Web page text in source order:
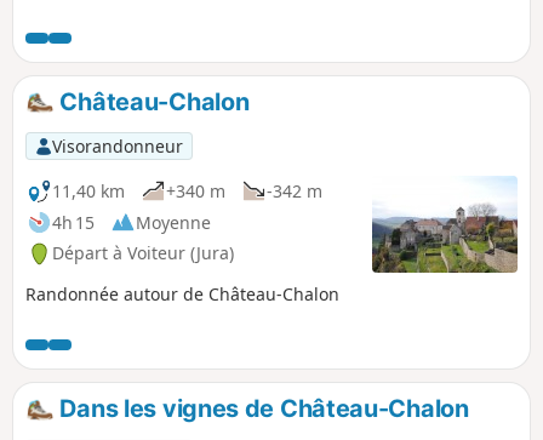
paysages vallonnés, d'étangs et de
forêts, lieux de vie de nombreuses
espèces protégées. Tout au long du
circuit on découvre de belles maisons
bressanes.
Château-Chalon
Visorandonneur
11,40 km
+340 m
-342 m
4h 15
Moyenne
Départ à Voiteur (Jura)
Randonnée autour de Château-Chalon
Dans les vignes de Château-Chalon